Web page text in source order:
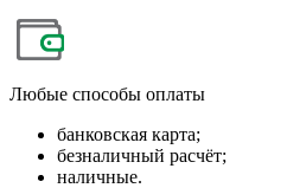
Любые способы оплаты
банковская карта;
безналичный расчёт;
наличные.